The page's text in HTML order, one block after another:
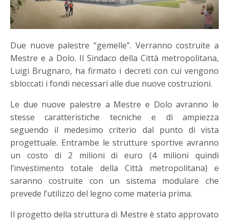
Due nuove palestre “gemelle”. Verranno costruite a
Mestre e a Dolo. Il Sindaco della Città metropolitana,
Luigi Brugnaro, ha firmato i decreti con cui vengono
sbloccati i fondi necessari alle due nuove costruzioni.
Le due nuove palestre a Mestre e Dolo avranno le
stesse caratteristiche tecniche e di ampiezza
seguendo il medesimo criterio dal punto di vista
progettuale. Entrambe le strutture sportive avranno
un costo di 2 milioni di euro (4 milioni quindi
l’investimento totale della Città metropolitana) e
saranno costruite con un sistema modulare che
prevede l’utilizzo del legno come materia prima.
Il progetto della struttura di Mestre è stato approvato